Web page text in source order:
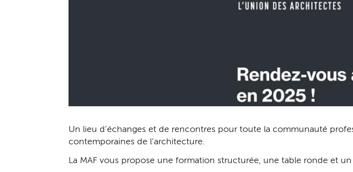
Un lieu d’échanges et de rencontres pour toute la communauté
contemporaines de l’architecture.
La MAF vous propose une formation structurée, une table ronde et un